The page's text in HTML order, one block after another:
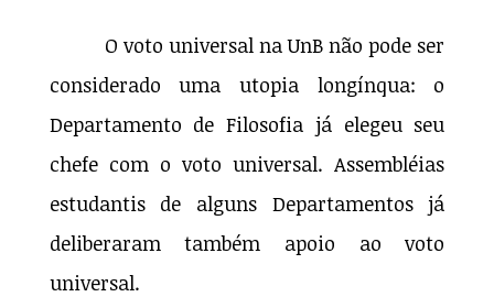
O voto universal na UnB não pode ser
considerado uma utopia longínqua: o
Departamento de Filosofia já elegeu seu
chefe com o voto universal. Assembléias
estudantis de alguns Departamentos já
deliberaram também apoio ao voto
universal.